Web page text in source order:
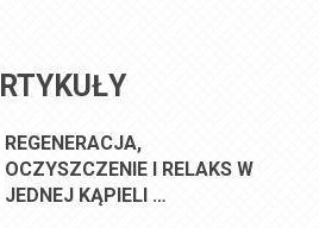
REGENERACJA,
OCZYSZCZENIE I RELAKS W
JEDNEJ KĄPIELI …